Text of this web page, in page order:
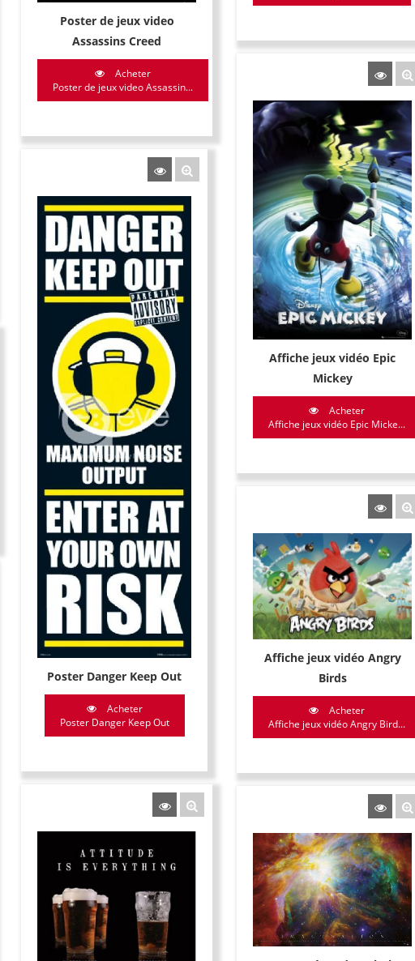
Poster de jeux video
Assassins Creed
Acheter
Poster de jeux video Assassin...
Affiche jeux vidéo Epic
Mickey
Acheter
Affiche jeux vidéo Epic Micke...
Poster Danger Keep Out
Acheter
Poster Danger Keep Out
Affiche jeux vidéo Angry
Birds
Acheter
Affiche jeux vidéo Angry Bird...